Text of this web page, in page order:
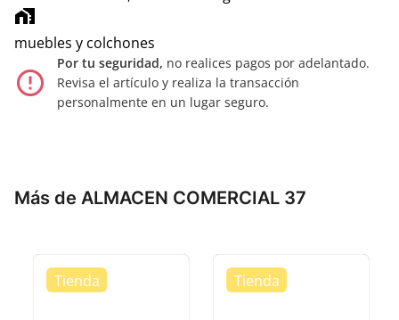
home_work
muebles y colchones
error_outline
Por tu seguridad, no realices pagos por adelantado.
Revisa el artículo y realiza la transacción
personalmente en un lugar seguro.
Más de ALMACEN COMERCIAL 37